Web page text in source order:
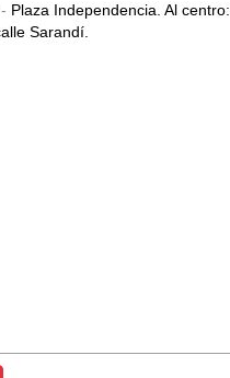
Plaza Independencia. Al centro:
Sarandí.